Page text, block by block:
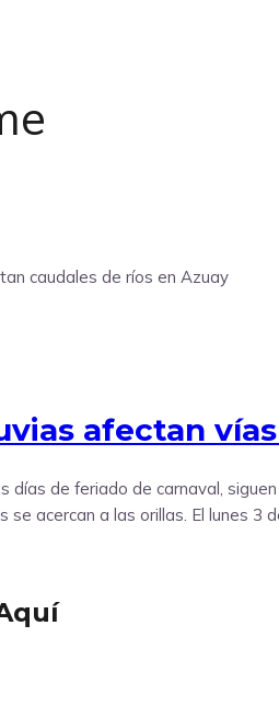
afectan
de feriado de carnaval,
acercan a las orillas. El lunes